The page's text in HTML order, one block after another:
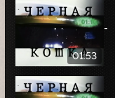
01:53
-